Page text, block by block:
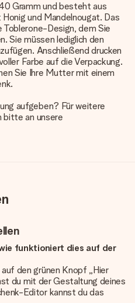
Gramm und besteht aus
und Mandelnougat. Das
Design, dem Sie
Sie müssen lediglich den
Anschließend drucken
Farbe auf die Verpackung.
Sie Ihre Mutter mit einem
aufgeben? Für weitere
bitte an unsere
funktioniert dies auf der
den grünen Knopf „Hier
du mit der Gestaltung deines
Editor kannst du das